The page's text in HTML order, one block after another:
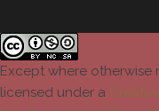
Except where otherwise
licensed under a